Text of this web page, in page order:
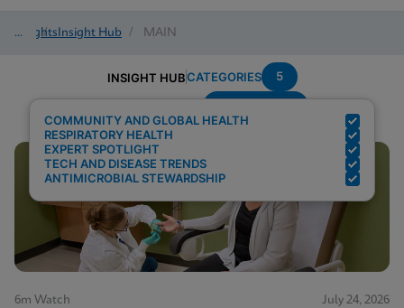
Insights
/ Insight Hub / MAIN
INSIGHT HUBCATEGORIES 5
COMMUNITY AND GLOBAL HEALTH
RESPIRATORY HEALTH
EXPERT SPOTLIGHT
TECH AND DISEASE TRENDS
ANTIMICROBIAL STEWARDSHIP
6m Watch July 24, 2026